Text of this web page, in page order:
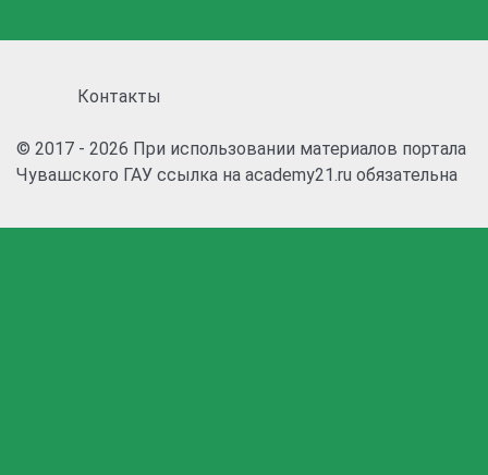
Контакты
© 2017 - 2026 При использовании материалов портала
Чувашского ГАУ ссылка на academy21.ru обязательна